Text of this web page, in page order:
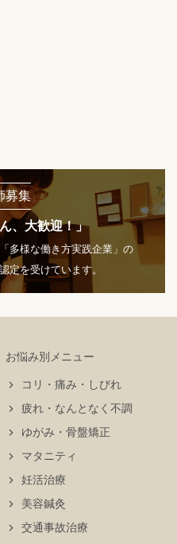
募集
、大歓迎！」
多様な働き方実践企業」の
を受けています。
お悩み別メニュー
コリ・痛み・しびれ
疲れ・なんとなく不調
ゆがみ・骨盤矯正
マタニティ
妊活治療
美容鍼灸
交通事故治療